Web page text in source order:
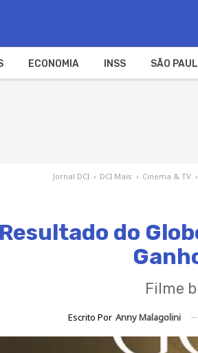
ECONOMIA INSS SÃO
Jornal DCI › DCI Mais › Cinema & TV ›
Resultado do
Filme
Escrito Por Anny Malagolini